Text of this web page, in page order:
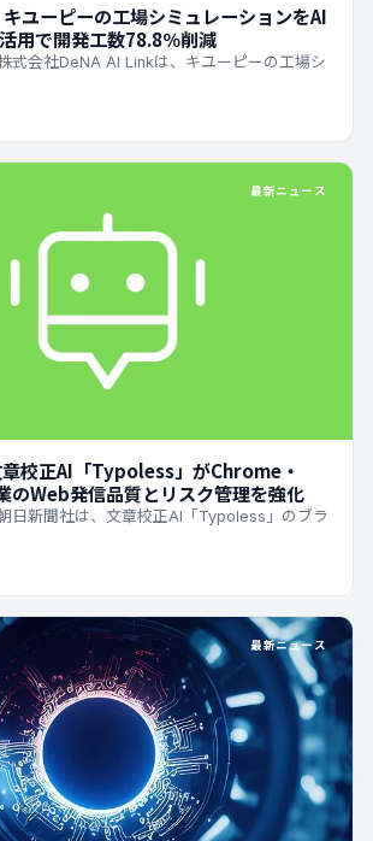
ユーピーの工場シミュレーションをAI
用で開発工数78.8％削減
式会社DeNA AI Linkは、キユーピーの工場シ
最新ニュース
校正AI「Typoless」がChrome・
Web発信品質とリスク管理を強化
日新聞社は、文章校正AI「Typoless」のブラ
最新ニュース